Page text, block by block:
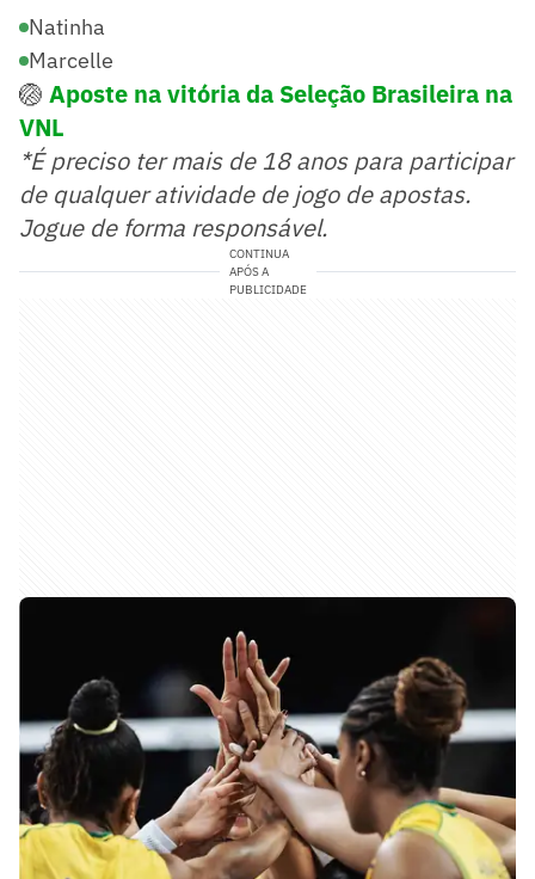
Natinha
Marcelle
🏐 Aposte na vitória da Seleção Brasileira na
VNL
*É preciso ter mais de 18 anos para participar
de qualquer atividade de jogo de apostas.
Jogue de forma responsável.
CONTINUA
APÓS A
PUBLICIDADE